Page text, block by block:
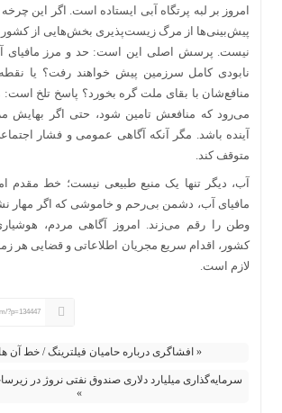
امروز بر لبه پرتگاه آبی ایستاده است. اگر این چرخه
پیش‌بینی‌ها از مرگ زیست‌پذیری بخش‌هایی از کشور
نیست. پرسش اصلی این است: حد و مرز مافیای
نابودی کامل سرزمین پیش خواهند رفت؟ یا
منافع‌شان با بقای ملت گره بخورد؟ پاسخ تلخ است:
می‌رود که منافعش تامین شود، حتی اگر بهایش
آینده باشد. مگر آنکه آگاهی عمومی و فشار
متوقف کند.
آب، دیگر تنها یک منبع طبیعی نیست؛ خط مقدم
مافیای آب، دشمن بی‌رحم و خاموشی که اگر مهار
وطن را رقم می‌زند. امروز آگاهی مردم،
کشور، اقدام سریع مجریان اطلاعاتی و قضایی هر
لازم است.
?p=134447
« افشاگری درباره حامیان فیلترینگ / خط آن
سرمایه‌گذاری میلیارد دلاری صندوق نفتی نروژ در
»